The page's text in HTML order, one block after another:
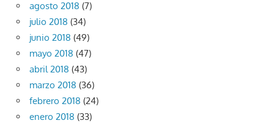
agosto 2018 (7)
julio 2018 (34)
junio 2018 (49)
mayo 2018 (47)
abril 2018 (43)
marzo 2018 (36)
febrero 2018 (24)
enero 2018 (33)